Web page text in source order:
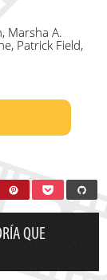
Marsha A.
Patrick Field,
QUE